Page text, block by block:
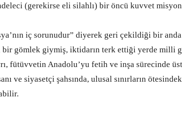
(gerekirse eli silahlı) bir öncü kuvvet
iç sorunudur” diyerek geri çekildiği bir
bir gömlek giymiş, iktidarın terk ettiği yerde milli
fütüvvetin Anadolu’yu fetih ve inşa sürecinde
ve siyasetçi şahsında, ulusal sınırların